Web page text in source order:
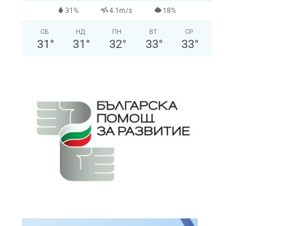
31% 4.1m/s 18%
СБ
31 °
НД
31 °
ПН
32°
ВТ
33°
СР
33°